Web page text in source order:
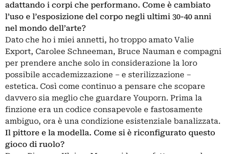
adattando i corpi che performano. Come è cambiato
l’uso e l’esposizione del corpo negli ultimi 30-40 anni
nel mondo dell’arte?
Dato che ho i miei annetti, ho troppo amato Valie
Export, Carolee Schneeman, Bruce Nauman e compagni
per prendere anche solo in considerazione la loro
possibile accademizzazione – e sterilizzazione –
estetica. Così come continuo a pensare che scopare
davvero sia meglio che guardare Youporn. Prima la
finzione era un codice consapevole e fastosamente
ambiguo, ora è una condizione esistenziale banalizzata.
Il pittore e la modella. Come si è riconfigurato questo
gioco di ruolo?